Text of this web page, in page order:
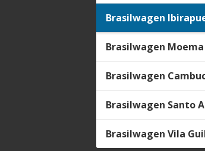
Brasilwagen
Brasilwagen Moema
Brasilwagen
Brasilwagen Santo
Brasilwagen Vila